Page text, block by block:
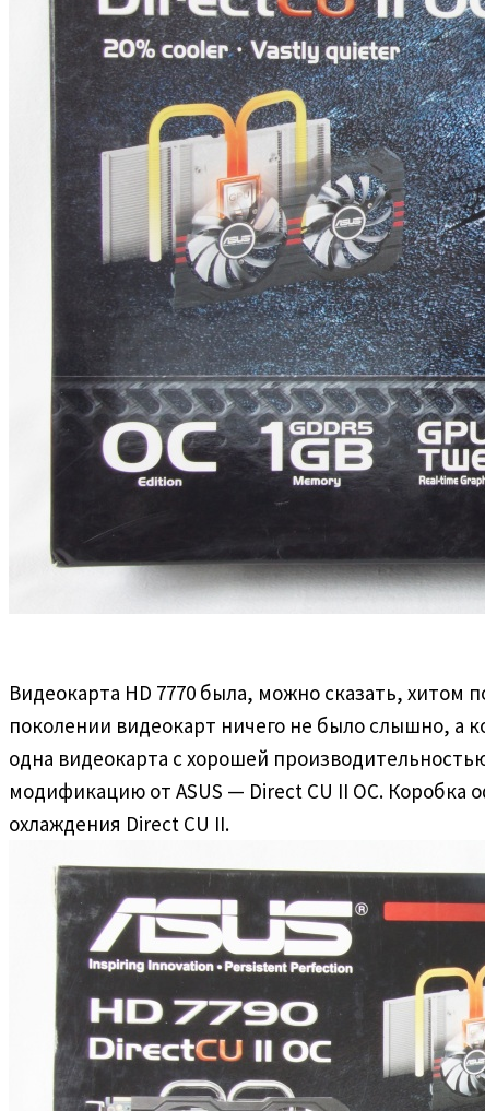
Видеокарта HD 7770 была, можно сказать,
поколении видеокарт ничего не было слышно, а
одна видеокарта с хорошей
модификацию от ASUS — Direct CU II OC.
охлаждения Direct CU II.